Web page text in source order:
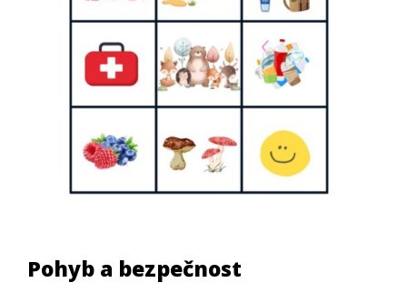
Pohyb a bezpečnost